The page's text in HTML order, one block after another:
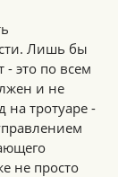
Лишь бы
- это по всем
и не
на тротуаре -
не просто